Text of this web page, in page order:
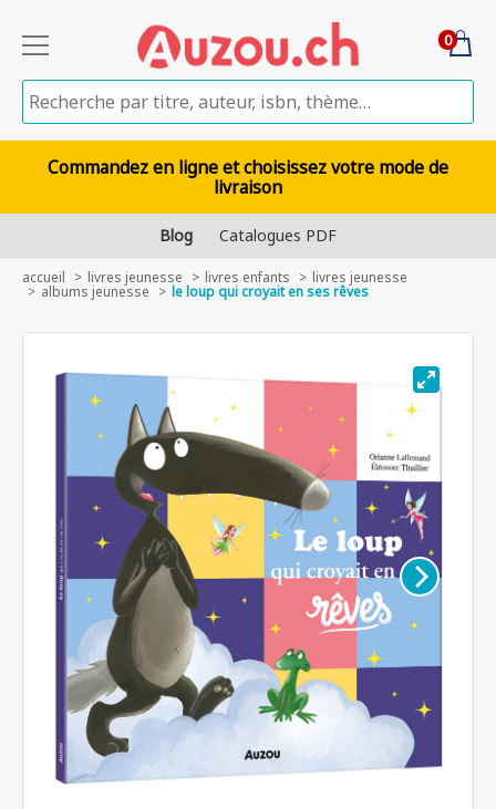
0
Commandez en ligne et choisissez votre mode de
livraison
Blog Catalogues PDF
accueil livres jeunesse livres enfants livres jeunesse
albums jeunesse le loup qui croyait en ses rêves